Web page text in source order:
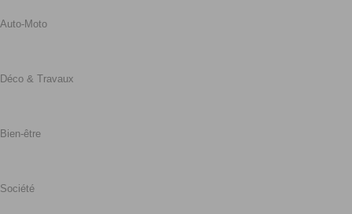
Auto-Moto
Déco & Travaux
Bien-être
Société